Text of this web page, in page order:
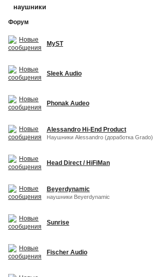
наушники
Форум
MyST
Sleek Audio
Phonak Audeo
Alessandro Hi-End Product
Наушники Alessandro (доработка Grado)
Head Direct / HiFiMan
Beyerdynamic
наушники Beyerdynamic
Sunrise
Fischer Audio